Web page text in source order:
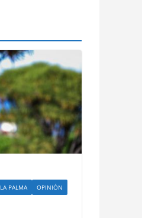
LA PALMA
OPINIÓN